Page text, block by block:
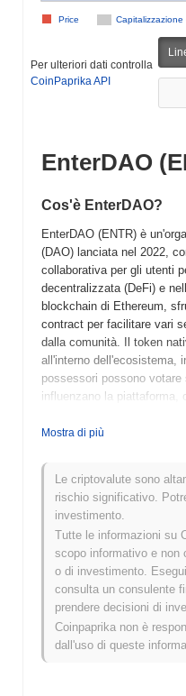
Capitalizzazione
Price
Per ulteriori dati controlla
CoinPaprika API
EnterDAO
Cos'è EnterDAO?
EnterDAO (ENTR) è
(DAO) lanciata nel 2022,
collaborativa per gli utenti
decentralizzata (DeFi) e
blockchain di Ethereum,
contract per facilitare vari
dalla comunità. Il token
all'interno dell'ecosistema,
possessori possono
influenzano la piattaforma,
Questo doppio ruolo
distingue per il suo focus
soluzioni DeFi innovative,
significativo nel panorama
decentralizzata. La sua
sull'empowerment degli
nello spazio crypto,
finanziari e alla governance.
Quando e come è
EnterDAO è nato a marzo
rilasciato il suo whitepaper,
Mostra di più
Le criptovalute sono
rischio significativo.
investimento.
Tutte le informazioni su
scopo informativo e non
o di investimento.
consulta un consulente
prendere decisioni di
Coinpaprika non è
dall'uso di queste